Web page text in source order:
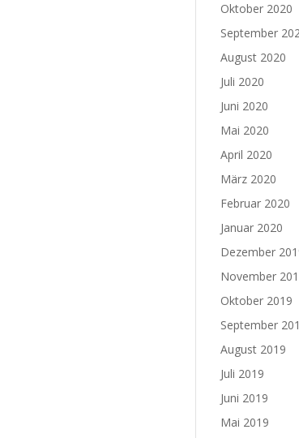
Oktober 2020
September
August 2020
Juli 2020
Juni 2020
Mai 2020
April 2020
März 2020
Februar 2020
Januar 2020
Dezember
November
Oktober 2019
September
August 2019
Juli 2019
Juni 2019
Mai 2019